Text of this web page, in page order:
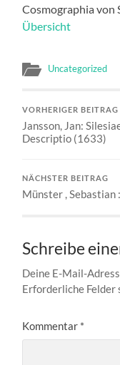
Cosmographia von
Übersicht
Uncategorized
VORHERIGER BEITRAG
Jansson, Jan:
Descriptio (1633)
NÄCHSTER BEITRAG
Münster ,
Schreibe
Deine E-Mail-
Erforderliche Felder
Kommentar *